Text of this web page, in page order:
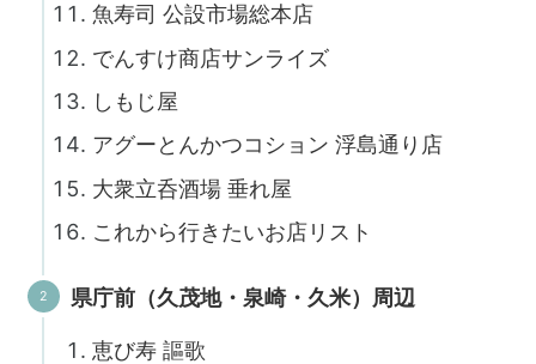
魚寿司 公設市場総本店
でんすけ商店サンライズ
しもじ屋
アグーとんかつコション 浮島通り店
大衆立呑酒場 垂れ屋
これから行きたいお店リスト
県庁前（久茂地・泉崎・久米）周辺
恵び寿 謳歌